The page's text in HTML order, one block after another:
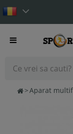
Toggle
>Aparat